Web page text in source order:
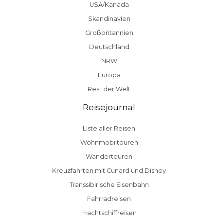
USA/Kanada
Skandinavien
Großbritannien
Deutschland
NRW
Europa
Rest der Welt
Reisejournal
Liste aller Reisen
Wohnmobiltouren
Wandertouren
Kreuzfahrten mit Cunard und Disney
Transsibirische Eisenbahn
Fahrradreisen
Frachtschiffreisen